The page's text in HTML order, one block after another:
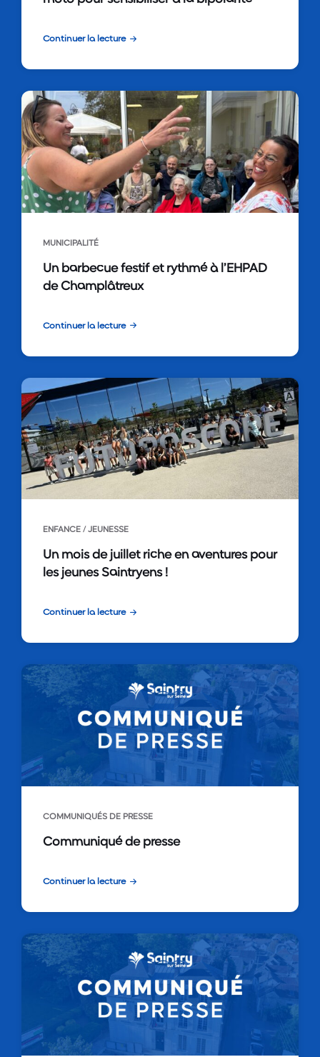
Continuer la lecture
MUNICIPALITÉ
Un barbecue festif et rythmé à l’EHPAD
de Champlâtreux
Continuer la lecture
ENFANCE / JEUNESSE
Un mois de juillet riche en aventures pour
les jeunes Saintryens !
Continuer la lecture
COMMUNIQUÉS DE PRESSE
Communiqué de presse
Continuer la lecture